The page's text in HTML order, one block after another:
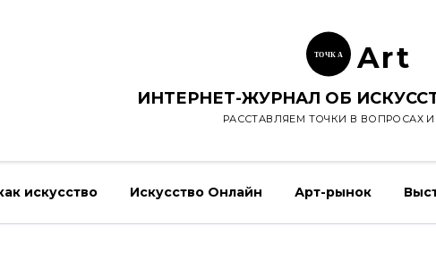
ТОЧК А Art
ИНТЕРНЕТ-ЖУРНАЛ ОБ
РАССТАВЛЯЕМ ТОЧКИ В ВОПРОСАХ
искусство Искусство Онлайн Арт-рынок